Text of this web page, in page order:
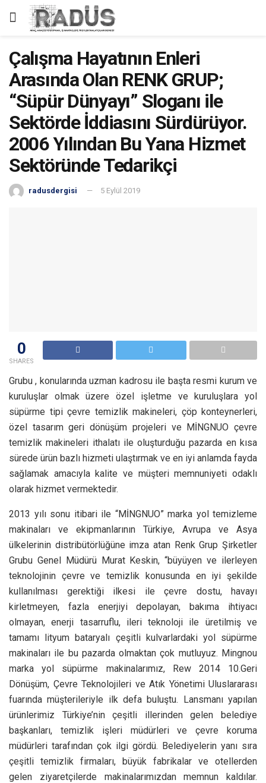
Çalışma Hayatının Enleri
Arasında Olan RENK GRUP;
“Süpür Dünyayı” Sloganı ile
Sektörde İddiasını Sürdürüyor.
2006 Yılından Bu Yana Hizmet
Sektöründe Tedarikçi
radusdergisi 5 Eylül 2019
0
SHARES
Grubu , konularında uzman kadrosu ile başta resmi kurum ve
kuruluşlar olmak üzere özel işletme ve kuruluşlara yol
süpürme tipi çevre temizlik makineleri, çöp konteynerleri,
özel tasarım geri dönüşüm projeleri ve MİNGNUO çevre
temizlik makineleri ithalatı ile oluşturduğu pazarda en kısa
sürede ürün bazlı hizmeti ulaştırmak ve en iyi anlamda fayda
sağlamak amacıyla kalite ve müşteri memnuniyeti odaklı
olarak hizmet vermektedir.
2013 yılı sonu itibari ile “MİNGNUO” marka yol temizleme
makinaları ve ekipmanlarının Türkiye, Avrupa ve Asya
ülkelerinin distribütörlüğüne imza atan Renk Grup Şirketler
Grubu Genel Müdürü Murat Keskin, “büyüyen ve ilerleyen
teknolojinin çevre ve temizlik konusunda en iyi şekilde
kullanılması gerektiği ilkesi ile çevre dostu, havayı
kirletmeyen, fazla enerjiyi depolayan, bakıma ihtiyacı
olmayan, enerji tasarruflu, ileri teknoloji ile üretilmiş ve
tamamı lityum bataryalı çeşitli kulvarlardaki yol süpürme
makinaları ile bu pazarda olmaktan çok mutluyuz. Mingnou
marka yol süpürme makinalarımız, Rew 2014 10.Geri
Dönüşüm, Çevre Teknolojileri ve Atık Yönetimi Uluslararası
fuarında müşterileriyle ilk defa buluştu. Lansmanı yapılan
ürünlerimiz Türkiye’nin çeşitli illerinden gelen belediye
başkanları, temizlik işleri müdürleri ve çevre koruma
müdürleri tarafından çok ilgi gördü. Belediyelerin yanı sıra
çeşitli temizlik firmaları, büyük fabrikalar ve otellerden
gelen ziyaretçilerde makinalarımızdan memnun kaldılar.